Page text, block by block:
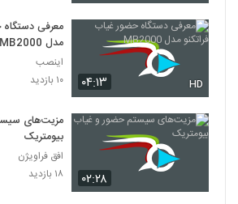
۰۴:۱۳ HD
معرفی دستگاه
مدل MB2000
اینصب
۱۰ بازدید
۰۲:۲۸
مزیت‌های
بیومتریک
افق فراویژن
۱۸ بازدید